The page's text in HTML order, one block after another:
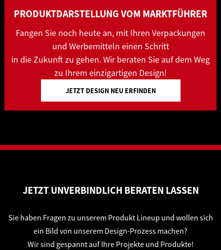
PRODUKTDARSTELLUNG VOM MARKTFÜHRER
Fangen Sie noch heute an, mit Ihren Verpackungen
und Werbemitteln einen Schritt
in die Zukunft zu gehen. Wir beraten Sie auf dem Weg
zu Ihrem einzigartigen Design!
JETZT DESIGN NEU ERFINDEN
JETZT UNVERBINDLICH BERATEN LASSEN
Sie haben Fragen zu unserem Produkt Lineup und wollen sich
ein Bild von unserem Design-Prozess machen?
Wir sind gespannt auf Ihre Projekte und Produkte!